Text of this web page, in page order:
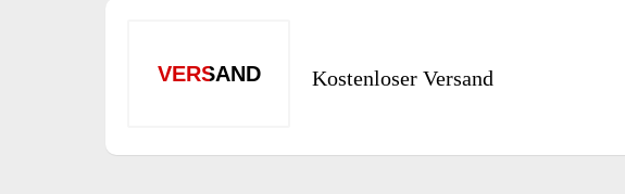
VERSAND Kostenloser Versand